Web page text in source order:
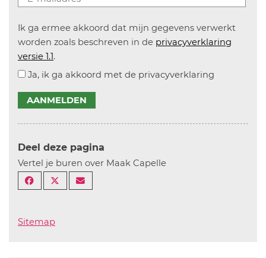
Ik ga ermee akkoord dat mijn gegevens verwerkt
worden zoals beschreven in de privacyverklaring
versie 1.1.
Ja, ik ga akkoord met de privacyverklaring
AANMELDEN
Deel deze pagina
Vertel je buren over Maak Capelle
Sitemap